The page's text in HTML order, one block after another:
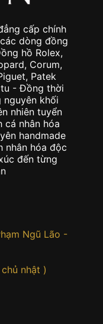
cấp chính
dòng đồng
hồ Rolex,
Corum,
Patek
- Đồng thời
khối
nhiên tuyển
cá nhân hóa
handmade
nhân hóa độc
đến từng
Ngũ Lão -
nhật )